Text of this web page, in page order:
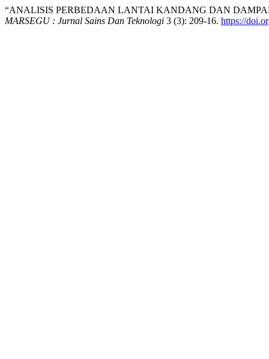
“ANALISIS PERBEDAAN LANTAI KANDANG DAN
MARSEGU : Jurnal Sains Dan Teknologi 3 (3): 209-16. https://